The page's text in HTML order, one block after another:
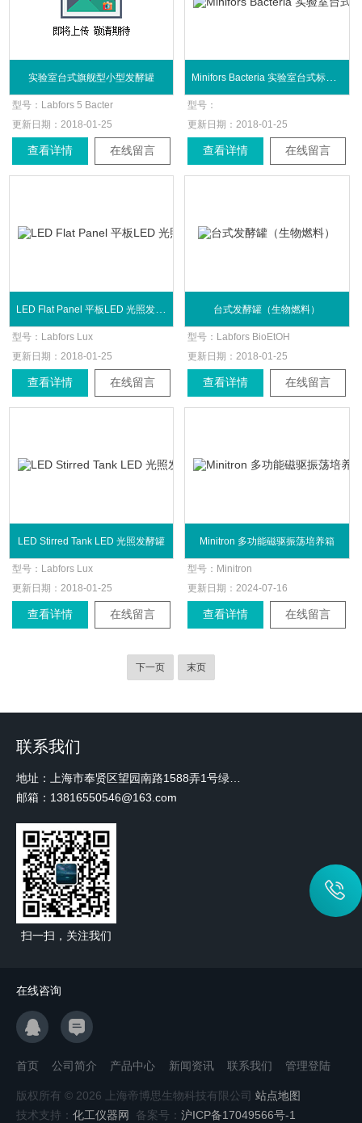
实验室台式旗舰型小型发酵罐
型号： Labfors 5 Bacter
更新日期：2018-01-25
查看详情 在线留言
型号：
更新日期：2018-01-25
查看详情 在线留言
型号： Labfors Lux
更新日期：2018-01-25
查看详情 在线留言
台式发酵罐（生物燃料）
型号： Labfors BioEtOH
更新日期：2018-01-25
查看详情 在线留言
LED Stirred Tank LED 光照发酵罐
型号： Labfors Lux
更新日期： 2018-01-25
查看详情 在线留言
Minitron 多功能磁驱振荡培养箱
型号： Minitron
更新日期： 2024-07-16
查看详情 在线留言
下一页 末页
联系我们
地址：上海市奉贤区望园南路1588弄1号绿地未来中心A3 2110室
邮箱：13816550546@163.com
扫一扫，关注我们
在线咨询
首页 公司简介 产品中心 新闻资讯 联系我们 管理登陆
版权所有 © 2026 上海帝博思生物科技有限公司 站点地图
技术支持： 化工仪器网 备案号： 沪ICP备17049566号-1